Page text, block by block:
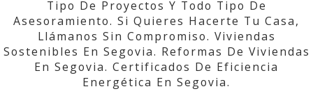
Tipo De Proyectos Y Todo Tipo De
Asesoramiento. Si Quieres Hacerte Tu Casa,
Llámanos Sin Compromiso. Viviendas
Sostenibles En Segovia. Reformas De Viviendas
En Segovia. Certificados De Eficiencia
Energética En Segovia.